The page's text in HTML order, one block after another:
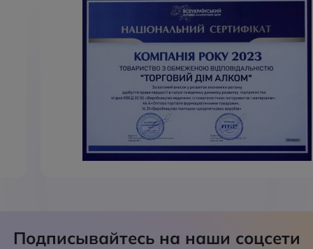
Подписывайтесь на наши соцсети